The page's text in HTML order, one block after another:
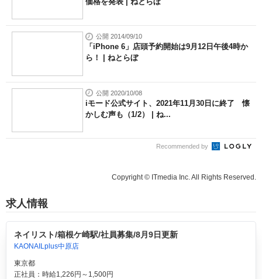
公開 2014/09/10
「iPhone 6」店頭予約開始は9月12日午後4時か
ら！ | ねとらぼ
公開 2020/10/08
iモード公式サイト、2021年11月30日に終了 懐
かしむ声も（1/2） | ね...
Recommended by
Copyright © ITmedia Inc. All Rights Reserved.
求人情報
ネイリスト/箱根ケ崎駅/社員募集/8月9日更新
KAONAILplus中原店
東京都
正社員：時給1,226円～1,500円